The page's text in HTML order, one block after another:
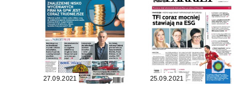
27.09.2021 25.09.2021